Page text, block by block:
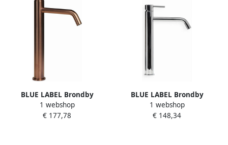
BLUE LABEL Brondby
wastafelkraan high rise cold
start geborsteld brons FK-
1 webshop
€ 177,78
BLUE LABEL Brondby
wastafelkraan high rise cold
start chroom FK-0326-CH
1 webshop
€ 148,34